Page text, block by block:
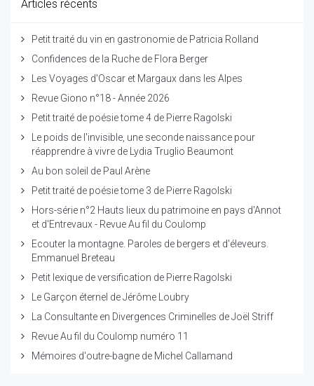
Articles récents
Petit traité du vin en gastronomie de Patricia Rolland
Confidences de la Ruche de Flora Berger
Les Voyages d'Oscar et Margaux dans les Alpes
Revue Giono n°18 - Année 2026
Petit traité de poésie tome 4 de Pierre Ragolski
Le poids de l'invisible, une seconde naissance pour
réapprendre à vivre de Lydia Truglio Beaumont
Au bon soleil de Paul Arène
Petit traité de poésie tome 3 de Pierre Ragolski
Hors-série n°2 Hauts lieux du patrimoine en pays d'Annot
et d'Entrevaux - Revue Au fil du Coulomp
Ecouter la montagne. Paroles de bergers et d'éleveurs.
Emmanuel Breteau
Petit lexique de versification de Pierre Ragolski
Le Garçon éternel de Jérôme Loubry
La Consultante en Divergences Criminelles de Joël Striff
Revue Au fil du Coulomp numéro 11
Mémoires d'outre-bagne de Michel Callamand